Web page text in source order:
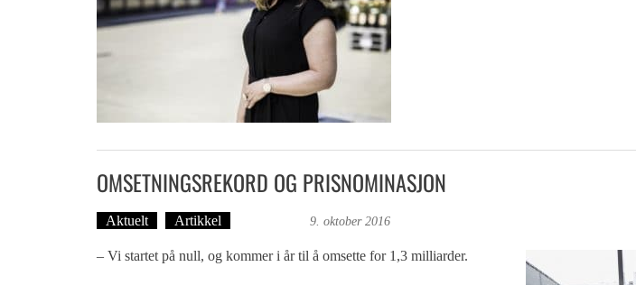
OMSETNINGSREKORD OG PRISNOMINASJON
Aktuelt Artikkel 9. oktober 2016
– Vi startet på null, og kommer i år til å omsette for 1,3 milliarder.